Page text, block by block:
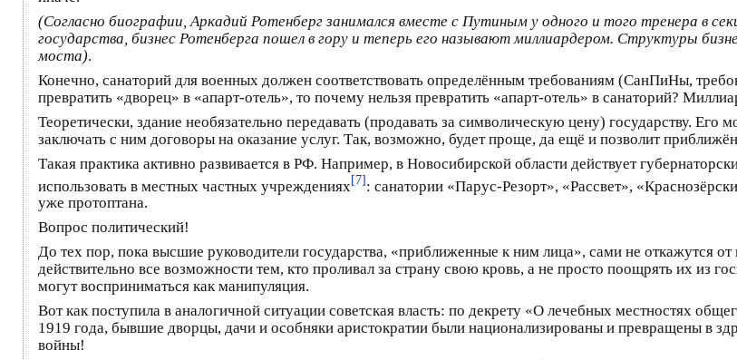
(Согласно биографии, Аркадий Ротенберг занимался вместе с Путиным у одного и того тренера в
государства, бизнес Ротенберга пошел в гору и теперь его называют миллиардером. Структуры
моста).
Конечно, санаторий для военных должен соответствовать определённым требованиям (СанПиНы,
превратить «дворец» в «апарт-отель», то почему нельзя превратить «апарт-отель» в санаторий?
Теоретически, здание необязательно передавать (продавать за символическую цену) государству. Его
заключать с ним договоры на оказание услуг. Так, возможно, будет проще, да ещё и позволит
Такая практика активно развивается в РФ. Например, в Новосибирской области действует
использовать в местных частных учреждениях[7]: санатории «Парус-Резорт», «Рассвет»,
уже протоптана.
Вопрос политический!
До тех пор, пока высшие руководители государства, «приближенные к ним лица», сами не откажутся
действительно все возможности тем, кто проливал за страну свою кровь, а не просто поощрять их из
могут восприниматься как манипуляция.
Вот как поступила в аналогичной ситуации советская власть: по декрету «О лечебных местностях
1919 года, бывшие дворцы, дачи и особняки аристократии были национализированы и превращены в
войны!